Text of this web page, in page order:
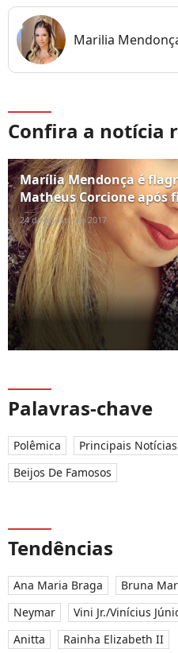
Marilia
Confira a notícia
Marília Mendonça é
Matheus Corcione após
24 de agosto de 2017
Palavras-chave
Polêmica Principais Notícias
Beijos De Famosos
Tendências
Ana Maria Braga Bruna
Neymar
Vini Jr./Vinícius
Anitta
Rainha Elizabeth II